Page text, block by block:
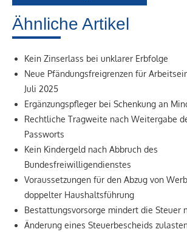
Ähnliche Artikel
Kein Zinserlass bei unklarer Erbfolge
Neue Pfändungsfreigrenzen für
Juli 2025
Ergänzungspfleger bei Schenkung an
Rechtliche Tragweite nach Weitergabe
Passworts
Kein Kindergeld nach Abbruch des
Bundesfreiwilligendienstes
Voraussetzungen für den Abzug von
doppelter Haushaltsführung
Bestattungsvorsorge mindert die Steuer
Änderung eines Steuerbescheids